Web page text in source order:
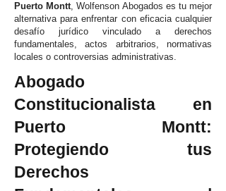
Puerto Montt, Wolfenson Abogados es tu mejor
alternativa para enfrentar con eficacia cualquier
desafío jurídico vinculado a derechos
fundamentales, actos arbitrarios, normativas
locales o controversias administrativas.
Abogado
Constitucionalista en
Puerto Montt:
Protegiendo tus
Derechos